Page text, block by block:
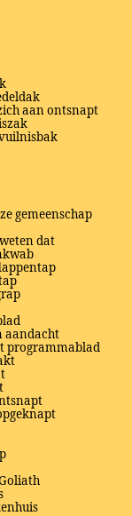
aan ontsnapt
gemeenschap
dat
aandacht
programmablad